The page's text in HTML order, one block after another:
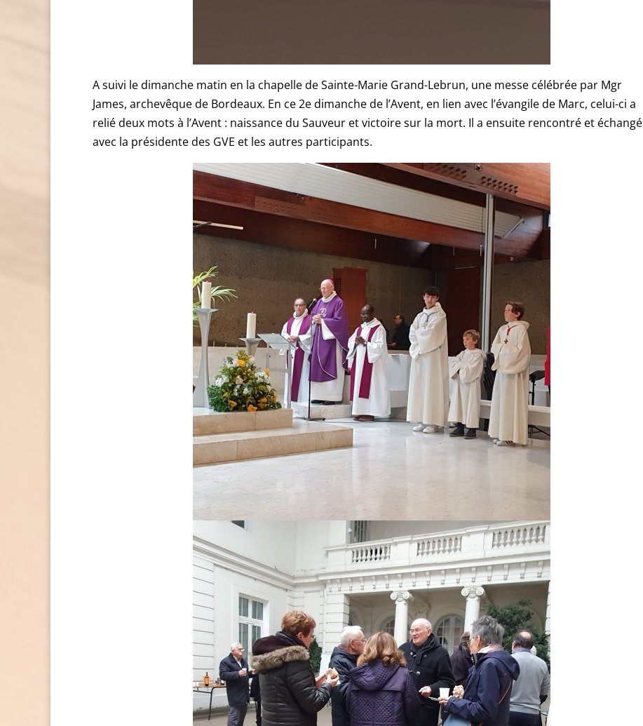
A suivi le dimanche matin en la chapelle de Sainte-Marie Grand-Lebrun, une messe célébrée par Mgr
James, archevêque de Bordeaux. En ce 2e dimanche de l’Avent, en lien avec l’évangile de Marc, celui-ci a
relié deux mots à l’Avent : naissance du Sauveur et victoire sur la mort. Il a ensuite rencontré et échangé
avec la présidente des GVE et les autres participants.